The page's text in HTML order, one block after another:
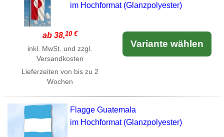
im Hochformat (Glanzpolyester)
ab 38,10 €
inkl. MwSt. und zzgl.
Versandkosten
Lieferzeiten von bis zu 2
Wochen
Variante wählen
Flagge Guatemala
im Hochformat (Glanzpolyester)